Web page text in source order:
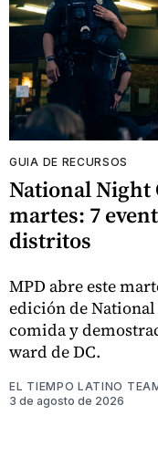
GUIA DE RECURSOS
National Night
martes: 7
distritos
MPD abre este
edición de
comida y
ward de DC.
EL TIEMPO LATINO
3 de agosto de 2026